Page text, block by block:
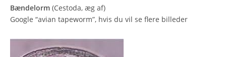
Bændelorm (Cestoda, æg af)
Google “avian tapeworm”, hvis du vil se flere billeder